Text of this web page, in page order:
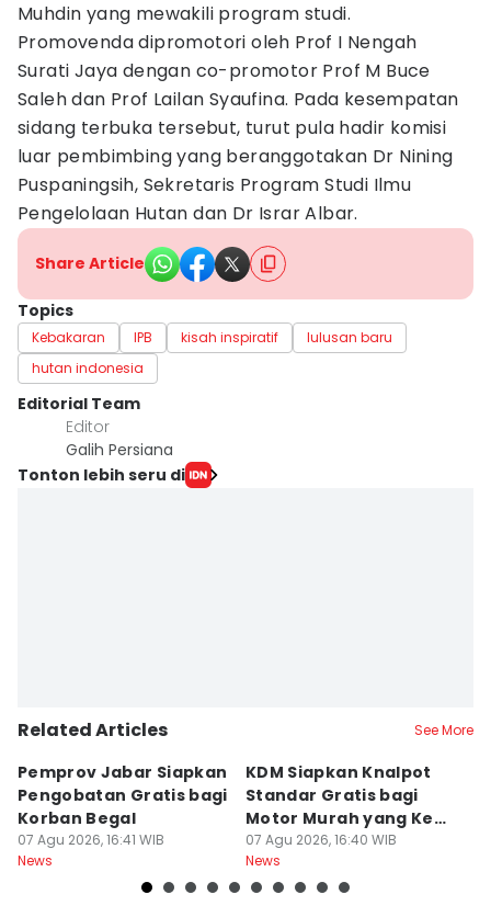
Muhdin yang mewakili program studi.
Promovenda dipromotori oleh Prof I Nengah
Surati Jaya dengan co-promotor Prof M Buce
Saleh dan Prof Lailan Syaufina. Pada kesempatan
sidang terbuka tersebut, turut pula hadir komisi
luar pembimbing yang beranggotakan Dr Nining
Puspaningsih, Sekretaris Program Studi Ilmu
Pengelolaan Hutan dan Dr Israr Albar.
Share Article
Topics
Kebakaran IPB kisah inspiratif
lulusan baru
hutan indonesia
Editorial Team
Editor
Galih Persiana
Tonton lebih seru di
Related Articles See More
Pemprov Jabar Siapkan
Pengobatan Gratis bagi
Korban Begal
07 Agu 2026, 16:41 WIB
News
KDM Siapkan Knalpot
Standar Gratis bagi
Motor Murah yang Kena
Razia
07 Agu 2026, 16:40 WIB
News